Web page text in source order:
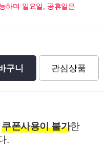
하며 일요일, 공휴일은
구니 관심상품
쿠폰사용이 불가한
.